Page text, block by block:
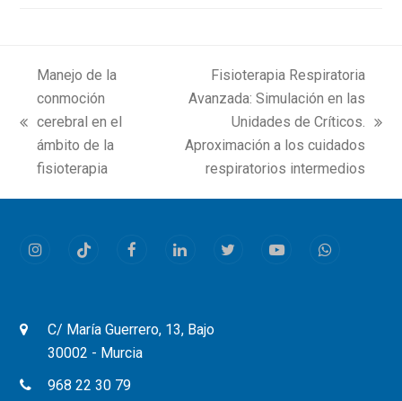
previous
post:
Manejo de la
conmoción
cerebral en el
ámbito de la
fisioterapia
Fisioterapia Respiratoria
Avanzada: Simulación en las
Unidades de Críticos.
Aproximación a los cuidados
respiratorios intermedios
InstagramTiktok FacebookLinkedInTwitterYoutubeWhatsapp
C/ María Guerrero, 13, Bajo
30002 - Murcia
968 22 30 79